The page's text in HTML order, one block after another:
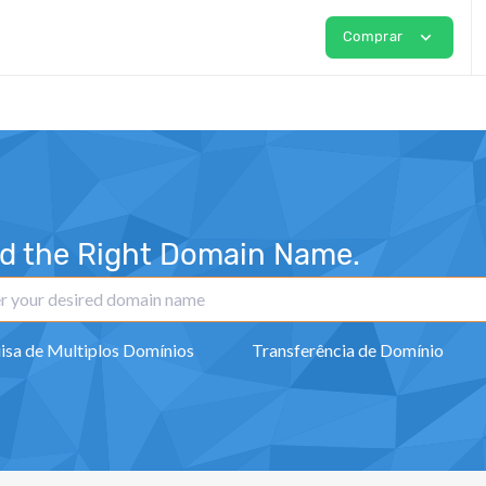
Comprar expand_more
the Right Domain Name.
de Multiplos Domínios Transferência de Domínio